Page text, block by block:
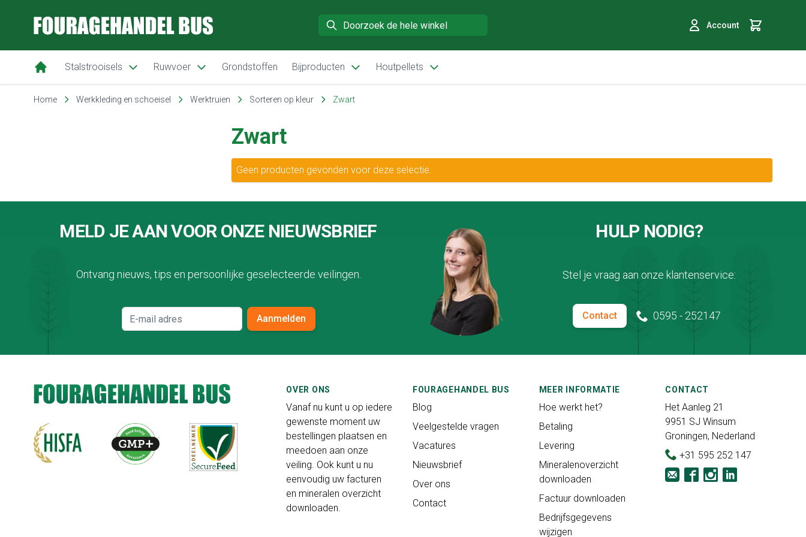
Search Account
Winkelmand
Stalstrooisels Ruwvoer Grondstoffen Bijproducten Houtpellets
Home Werkkleding en schoeisel Werktruien Sorteren op kleur Zwart
Zwart
Geen producten gevonden voor deze selectie.
MELD JE AAN VOOR ONZE NIEUWSBRIEF
Ontvang nieuws, tips en persoonlijke geselecteerde veilingen.
Aanmelden
HULP NODIG?
Stel je vraag aan onze klantenservice:
Contact 0595 - 252147
OVER ONS
Vanaf nu kunt u op iedere
gewenste moment uw
bestellingen plaatsen en
meedoen aan onze
veiling. Ook kunt u nu
eenvoudig uw facturen
en mineralen overzicht
downloaden.
FOURAGEHANDEL BUS
Blog
Veelgestelde vragen
Vacatures
Nieuwsbrief
Over ons
Contact
MEER INFORMATIE
Hoe werkt het?
Betaling
Levering
Mineralenoverzicht
downloaden
Factuur downloaden
Bedrijfsgegevens
wijzigen
CONTACT
Het Aanleg 21
9951 SJ Winsum
Groningen, Nederland
+31 595 252 147